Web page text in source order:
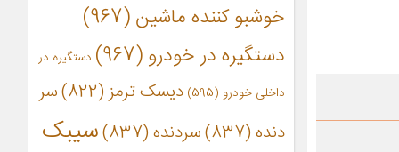
خوشبو کننده ماشین(967)
دستگیره در خودرو(967)
دستگیره در
داخلی خودرو (595) دیسک ترمز(822)
سر
دنده(837) سردنده(837)
سیبک